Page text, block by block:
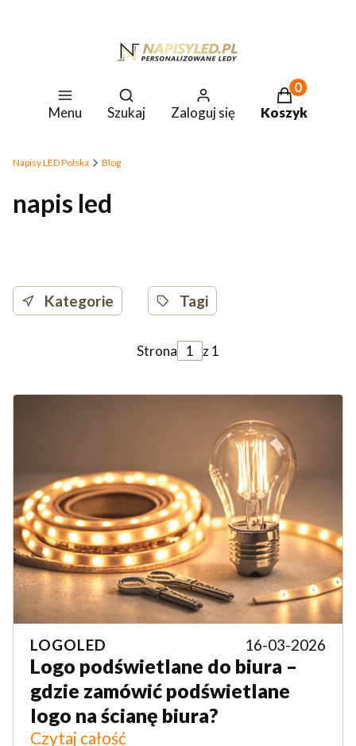
Menu
Otwórz wyszukiwarkę
Szukaj Zaloguj się
Produkty w
Koszyk
Napisy LED Polska Blog
napis led
Kategorie Tagi
Strona z 1
LOGOLED 16-03-2026
Logo podświetlane do biura –
gdzie zamówić podświetlane
logo na ścianę biura?
Czytaj całość